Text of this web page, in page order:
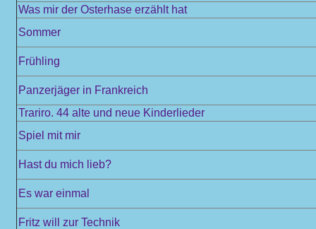
Was mir der Osterhase erzählt hat
Sommer
Frühling
Panzerjäger in Frankreich
Trariro. 44 alte und neue Kinderlieder
Spiel mit mir
Hast du mich lieb?
Es war einmal
Fritz will zur Technik